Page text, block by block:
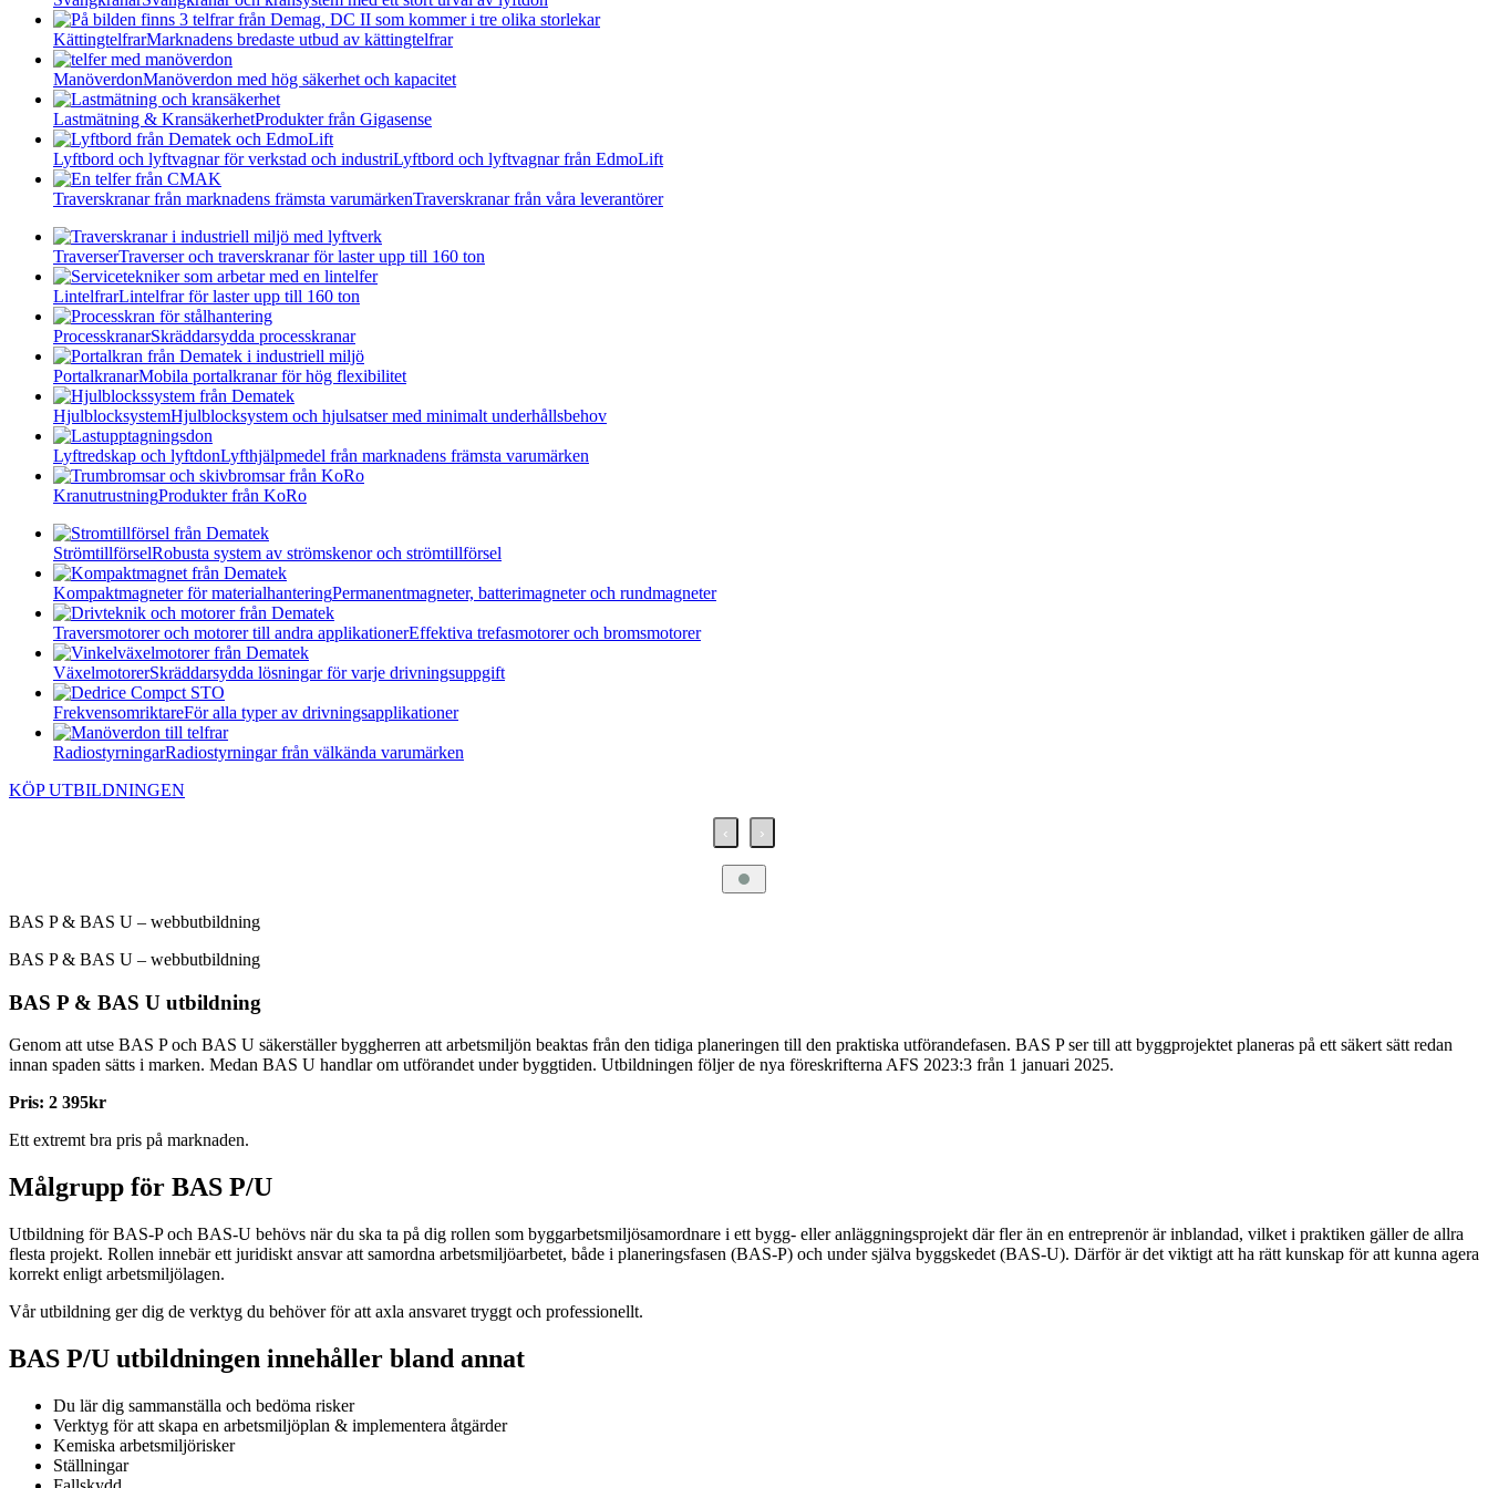
KättingtelfrarMarknadens bredaste utbud av kättingtelfrar
ManöverdonManöverdon med hög säkerhet och kapacitet
Lastmätning & KransäkerhetProdukter från Gigasense
Lyftbord och lyftvagnar för verkstad och industriLyftbord och lyftvagnar från EdmoLift
Traverskranar från marknadens främsta varumärkenTraverskranar från våra leverantörer
TraverserTraverser och traverskranar för laster upp till 160 ton
LintelfrarLintelfrar för laster upp till 160 ton
ProcesskranarSkräddarsydda processkranar
PortalkranarMobila portalkranar för hög flexibilitet
HjulblocksystemHjulblocksystem och hjulsatser med minimalt underhållsbehov
Lyftredskap och lyftdonLyfthjälpmedel från marknadens främsta varumärken
KranutrustningProdukter från KoRo
StrömtillförselRobusta system av strömskenor och strömtillförsel
Kompaktmagneter för materialhanteringPermanentmagneter, batterimagneter och rundmagneter
Traversmotorer och motorer till andra applikationerEffektiva trefasmotorer och bromsmotorer
VäxelmotorerSkräddarsydda lösningar för varje drivningsuppgift
FrekvensomriktareFör alla typer av drivningsapplikationer
RadiostyrningarRadiostyrningar från välkända varumärken
KÖP UTBILDNINGEN
‹ ›
BAS P & BAS U – webbutbildning
BAS P & BAS U – webbutbildning
BAS P & BAS U utbildning
Genom att utse BAS P och BAS U säkerställer byggherren att arbetsmiljön beaktas från den tidiga planeringen till den praktiska utförandefasen. BAS P ser till att byggprojektet planeras på ett säkert sätt redan
innan spaden sätts i marken. Medan BAS U handlar om utförandet under byggtiden. Utbildningen följer de nya föreskrifterna AFS 2023:3 från 1 januari 2025.
Pris: 2 395kr
Ett extremt bra pris på marknaden.
Målgrupp för BAS P/U
Utbildning för BAS-P och BAS-U behövs när du ska ta på dig rollen som byggarbetsmiljösamordnare i ett bygg- eller anläggningsprojekt där fler än en entreprenör är inblandad, vilket i praktiken gäller de allra
flesta projekt. Rollen innebär ett juridiskt ansvar att samordna arbetsmiljöarbetet, både i planeringsfasen (BAS-P) och under själva byggskedet (BAS-U). Därför är det viktigt att ha rätt kunskap för att kunna agera
korrekt enligt arbetsmiljölagen.
Vår utbildning ger dig de verktyg du behöver för att axla ansvaret tryggt och professionellt.
BAS P/U utbildningen innehåller bland annat
Du lär dig sammanställa och bedöma risker
Verktyg för att skapa en arbetsmiljöplan & implementera åtgärder
Kemiska arbetsmiljörisker
Ställningar